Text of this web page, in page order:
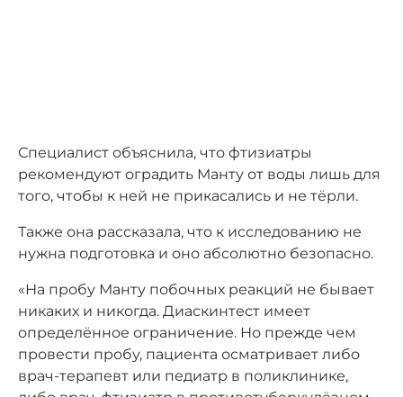
Специалист объяснила, что фтизиатры
рекомендуют оградить Манту от воды лишь для
того, чтобы к ней не прикасались и не тёрли.
Также она рассказала, что к исследованию не
нужна подготовка и оно абсолютно безопасно.
«На пробу Манту побочных реакций не бывает
никаких и никогда. Диаскинтест имеет
определённое ограничение. Но прежде чем
провести пробу, пациента осматривает либо
врач-терапевт или педиатр в поликлинике,